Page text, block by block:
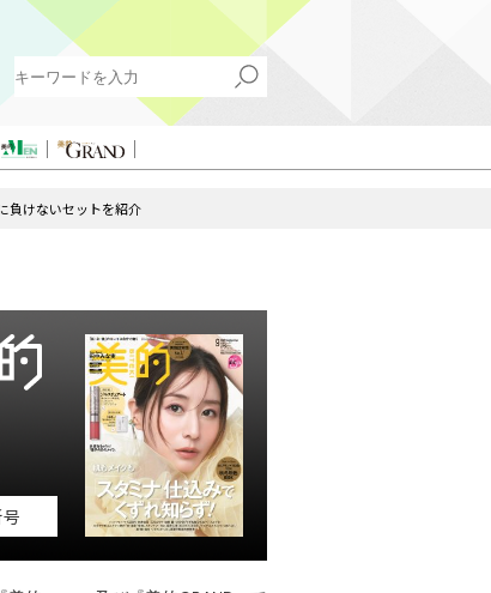
負けないセットを紹介